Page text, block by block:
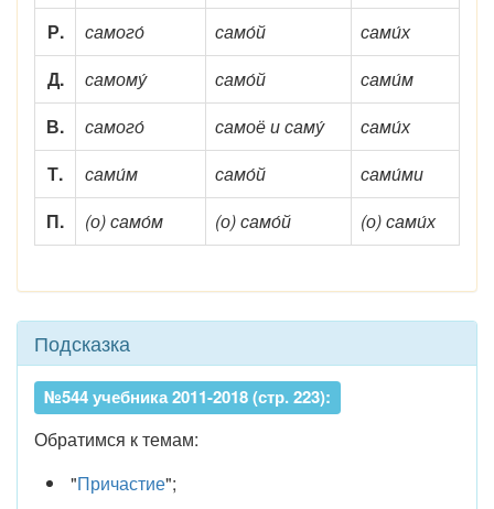
Р.
самого́ само́й
сами́х
Д.
самому́ само́й
сами́м
В.
самого́ самоё и саму́
сами́х
Т.
сами́м само́й
сами́ми
П.
(о) само́м (о) само́й (о) сами́х
Подсказка
№544 учебника 2011-2018 (стр. 223):
Обратимся к темам:
"Причастие";